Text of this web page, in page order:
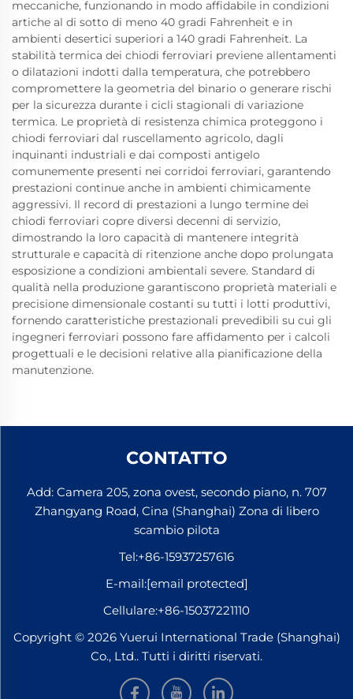
meccaniche, funzionando in modo affidabile in condizioni
artiche al di sotto di meno 40 gradi Fahrenheit e in
ambienti desertici superiori a 140 gradi Fahrenheit. La
stabilità termica dei chiodi ferroviari previene allentamenti
o dilatazioni indotti dalla temperatura, che potrebbero
compromettere la geometria del binario o generare rischi
per la sicurezza durante i cicli stagionali di variazione
termica. Le proprietà di resistenza chimica proteggono i
chiodi ferroviari dal ruscellamento agricolo, dagli
inquinanti industriali e dai composti antigelo
comunemente presenti nei corridoi ferroviari, garantendo
prestazioni continue anche in ambienti chimicamente
aggressivi. Il record di prestazioni a lungo termine dei
chiodi ferroviari copre diversi decenni di servizio,
dimostrando la loro capacità di mantenere integrità
strutturale e capacità di ritenzione anche dopo prolungata
esposizione a condizioni ambientali severe. Standard di
qualità nella produzione garantiscono proprietà materiali e
precisione dimensionale costanti su tutti i lotti produttivi,
fornendo caratteristiche prestazionali prevedibili su cui gli
ingegneri ferroviari possono fare affidamento per i calcoli
progettuali e le decisioni relative alla pianificazione della
manutenzione.
CONTATTO
Add: Camera 205, zona ovest, secondo piano, n. 707
Zhangyang Road, Cina (Shanghai) Zona di libero
scambio pilota
Tel:+86-15937257616
E-mail:[email protected]
Cellulare:+86-15037221110
Copyright © 2026 Yuerui International Trade (Shanghai)
Co., Ltd.. Tutti i diritti riservati.